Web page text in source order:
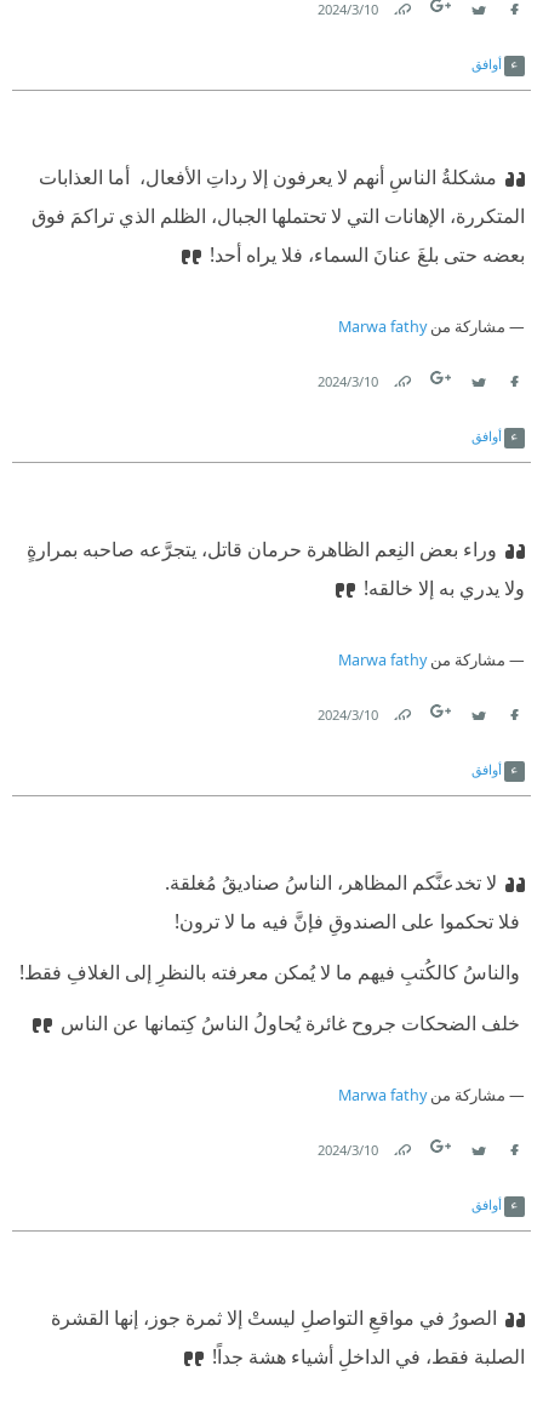
10‏/3‏/2024
أوافق
مشكلةُ الناسِ أنهم لا يعرفون إلا رداتِ الأفعال، ‫ أما العذابات
المتكررة، الإهانات التي لا تحتملها الجبال،‫ الظلم الذي تراكمَ فوق
بعضه حتى بلغَ عنانَ السماء، فلا يراه أحد!
مشاركة منMarwa fathy
10‏/3‏/2024
أوافق
وراء بعض النِعم الظاهرة حرمان قاتل، ‫ يتجرَّعه صاحبه بمرارةٍ
ولا يدري به إلا خالقه!
مشاركة منMarwa fathy
10‏/3‏/2024
أوافق
لا تخدعنَّكم المظاهر، الناسُ صناديقُ مُغلقة.
‫ فلا تحكموا على الصندوقِ فإنَّ فيه ما لا ترون!
‫ والناسُ كالكُتبِ فيهم ما لا يُمكن معرفته بالنظرِ إلى الغلافِ فقط!
‫ خلف الضحكات جروح غائرة يُحاولُ الناسُ كِتمانها عن الناس
مشاركة منMarwa fathy
10‏/3‏/2024
أوافق
الصورُ في مواقعِ التواصلِ ليستْ إلا ثمرة جوز، ⁠‫إنها القشرة
الصلبة فقط، في الداخلِ أشياء هشة جداً!